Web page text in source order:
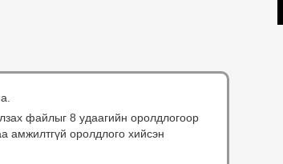
файлыг 8 удаагийн оролдлогоор
амжилтгүй оролдлого хийсэн